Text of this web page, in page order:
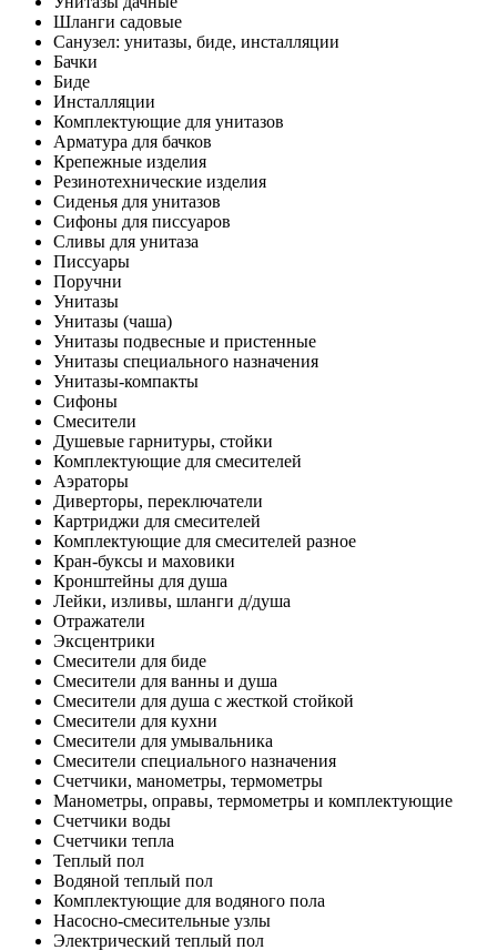
Шланги садовые
Санузел: унитазы, биде, инсталляции
Бачки
Биде
Инсталляции
Комплектующие для унитазов
Арматура для бачков
Крепежные изделия
Резинотехнические изделия
Сиденья для унитазов
Сифоны для писсуаров
Сливы для унитаза
Писсуары
Поручни
Унитазы
Унитазы (чаша)
Унитазы подвесные и пристенные
Унитазы специального назначения
Унитазы-компакты
Сифоны
Смесители
Душевые гарнитуры, стойки
Комплектующие для смесителей
Аэраторы
Диверторы, переключатели
Картриджи для смесителей
Комплектующие для смесителей разное
Кран-буксы и маховики
Кронштейны для душа
Лейки, изливы, шланги д/душа
Отражатели
Эксцентрики
Смесители для биде
Смесители для ванны и душа
Смесители для душа с жесткой стойкой
Смесители для кухни
Смесители для умывальника
Смесители специального назначения
Счетчики, манометры, термометры
Манометры, оправы, термометры и комплектующие
Счетчики воды
Счетчики тепла
Теплый пол
Водяной теплый пол
Комплектующие для водяного пола
Насосно-смесительные узлы
Электрический теплый пол